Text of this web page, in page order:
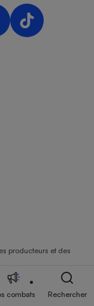
producteurs et des
combats Rechercher